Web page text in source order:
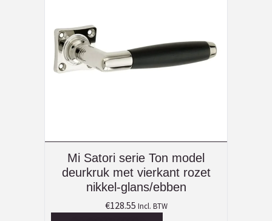
Mi Satori serie Ton model
deurkruk met vierkant rozet
nikkel-glans/ebben
€128.55 Incl. BTW